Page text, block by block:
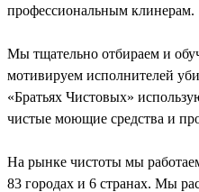
профессиональным клинерам.
Мы тщательно отбираем и
мотивируем исполнителей
«Братьях Чистовых»
чистые моющие средства и
На рынке чистоты мы
83 городах и 6 странах. Мы